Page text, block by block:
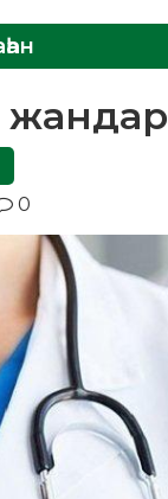
жандар
0